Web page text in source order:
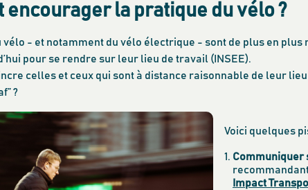
encourager la pratique du vélo ?
vélo - et notamment du vélo électrique - sont de plus en plus
pour se rendre sur leur lieu de travail (INSEE).
celles et ceux qui sont à distance raisonnable de leur
?
Voici quelques
Communiquer
Impact